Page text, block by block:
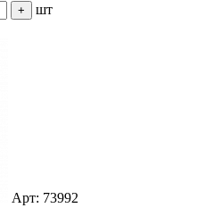
+ шт
Арт: 73992